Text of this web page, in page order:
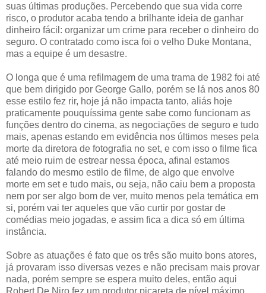
suas últimas produções. Percebendo que sua vida corre
risco, o produtor acaba tendo a brilhante ideia de ganhar
dinheiro fácil: organizar um crime para receber o dinheiro do
seguro. O contratado como isca foi o velho Duke Montana,
mas a equipe é um desastre.
O longa que é uma refilmagem de uma trama de 1982 foi até
que bem dirigido por George Gallo, porém se lá nos anos 80
esse estilo fez rir, hoje já não impacta tanto, aliás hoje
praticamente pouquíssima gente sabe como funcionam as
funções dentro do cinema, as negociações de seguro e tudo
mais, apenas estando em evidência nos últimos meses pela
morte da diretora de fotografia no set, e com isso o filme fica
até meio ruim de estrear nessa época, afinal estamos
falando do mesmo estilo de filme, de algo que envolve
morte em set e tudo mais, ou seja, não caiu bem a proposta
nem por ser algo bom de ver, muito menos pela temática em
si, porém vai ter aqueles que vão curtir por gostar de
comédias meio jogadas, e assim fica a dica só em última
instância.
Sobre as atuações é fato que os três são muito bons atores,
já provaram isso diversas vezes e não precisam mais provar
nada, porém sempre se espera muito deles, então aqui
Robert De Niro fez um produtor picareta de nível máximo